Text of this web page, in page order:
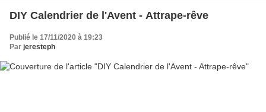
DIY Calendrier de l'Avent - Attrape-rêve
Publié le 17/11/2020 à 19:23
Par jeresteph